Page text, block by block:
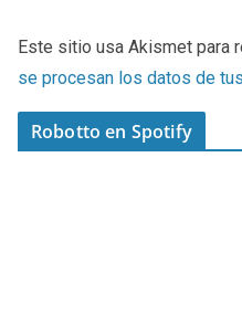
Este sitio usa Akismet para
se procesan los datos de
Robotto en Spotify